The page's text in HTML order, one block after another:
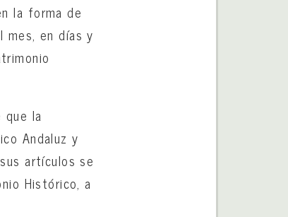
la forma de
mes, en días y
que la
Andaluz y
artículos se
Histórico, a